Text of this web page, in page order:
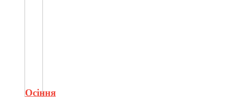
Осіння